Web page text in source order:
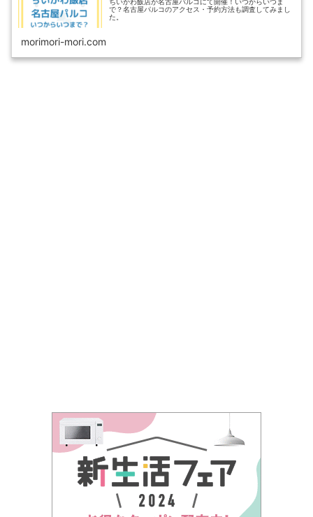
ちいかわ飯店が名古屋パルコにて開催！いつからいつま
で？名古屋パルコのアクセス・予約方法も調査してみまし
た。
morimori-mori.com